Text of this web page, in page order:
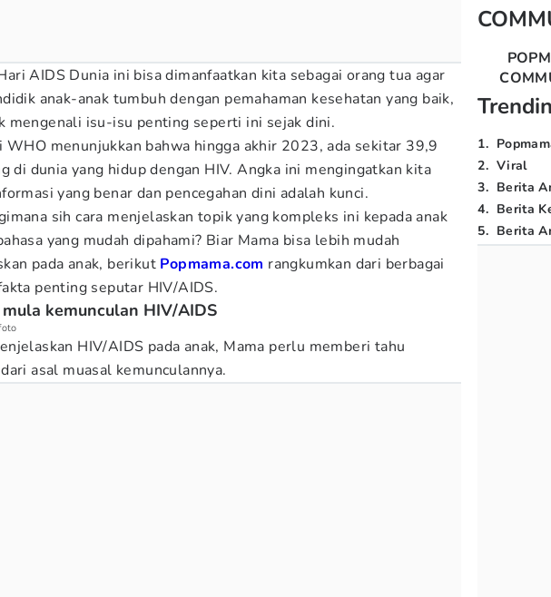
AIDS Dunia ini bisa dimanfaatkan kita sebagai orang tua agar
anak-anak tumbuh dengan pemahaman kesehatan yang baik,
mengenali isu-isu penting seperti ini sejak dini.
WHO menunjukkan bahwa hingga akhir 2023, ada sekitar 39,9
di dunia yang hidup dengan HIV. Angka ini mengingatkan kita
yang benar dan pencegahan dini adalah kunci.
sih cara menjelaskan topik yang kompleks ini kepada anak
yang mudah dipahami? Biar Mama bisa lebih mudah
pada anak, berikut Popmama.com rangkumkan dari berbagai
penting seputar HIV/AIDS.
kemunculan HIV/AIDS
HIV/AIDS pada anak, Mama perlu memberi tahu
asal muasal kemunculannya.
1.
2. Viral
3. Berita
4. Berita
5. Berita